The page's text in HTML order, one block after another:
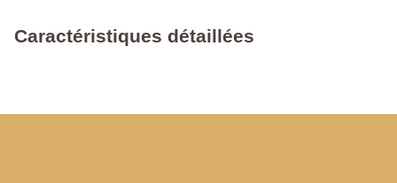
Caractéristiques détaillées